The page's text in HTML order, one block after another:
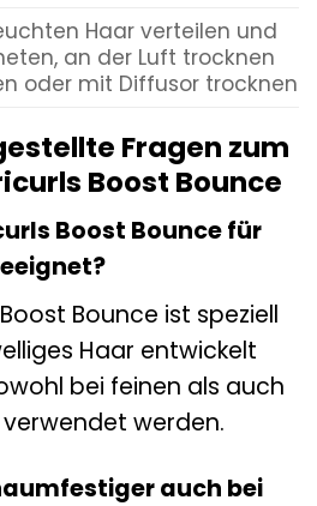
Haar verteilen und
an der Luft trocknen
oder mit Diffusor trocknen
Fragen zum
Boost Bounce
Boost Bounce für
Bounce ist speziell
Haar entwickelt
bei feinen als auch
werden.
auch bei